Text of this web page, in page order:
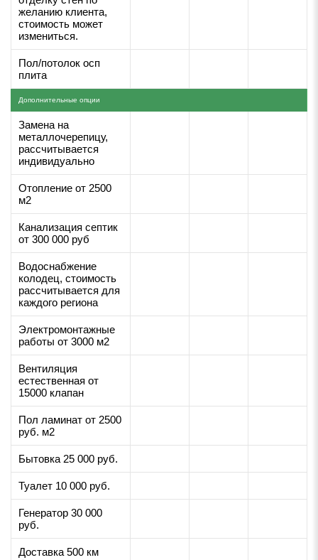
желанию клиента,
стоимость может
измениться.
Пол/потолок осп
плита
Дополнительные опции
Замена на
металлочерепицу,
рассчитывается
индивидуально
Отопление от 2500
м2
Канализация септик
от 300 000 руб
Водоснабжение
колодец, стоимость
рассчитывается для
каждого региона
Электромонтажные
работы от 3000 м2
Вентиляция
естественная от
15000 клапан
Пол ламинат от 2500
руб. м2
Бытовка 25 000 руб.
Туалет 10 000 руб.
Генератор 30 000
руб.
Доставка 500 км